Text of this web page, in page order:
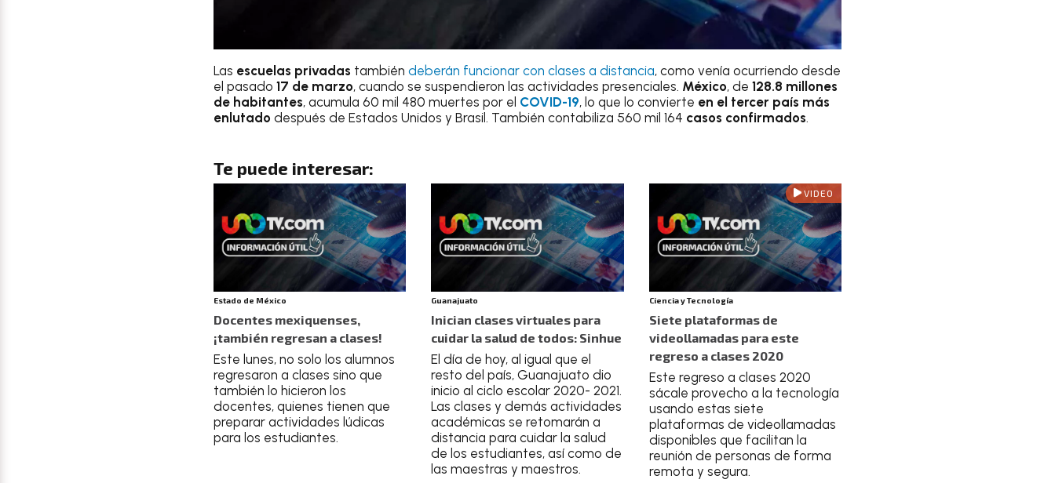
Las escuelas privadas también deberán funcionar con clases a distancia, como venía ocurriendo desde
el pasado 17 de marzo, cuando se suspendieron las actividades presenciales. México, de 128.8 millones
de habitantes, acumula 60 mil 480 muertes por el COVID-19, lo que lo convierte en el tercer país más
enlutado después de Estados Unidos y Brasil. También contabiliza 560 mil 164 casos confirmados.
Te puede interesar:
Estado de México
Docentes mexiquenses,
¡también regresan a clases!
Este lunes, no solo los alumnos
regresaron a clases sino que
también lo hicieron los
docentes, quienes tienen que
preparar actividades lúdicas
para los estudiantes.
Guanajuato
Inician clases virtuales para
cuidar la salud de todos: Sinhue
El día de hoy, al igual que el
resto del país, Guanajuato dio
inicio al ciclo escolar 2020- 2021.
Las clases y demás actividades
académicas se retomarán a
distancia para cuidar la salud
de los estudiantes, así como de
las maestras y maestros.
VIDEO
Ciencia y Tecnología
Siete plataformas de
videollamadas para este
regreso a clases 2020
Este regreso a clases 2020
sácale provecho a la tecnología
usando estas siete
plataformas de videollamadas
disponibles que facilitan la
reunión de personas de forma
remota y segura.